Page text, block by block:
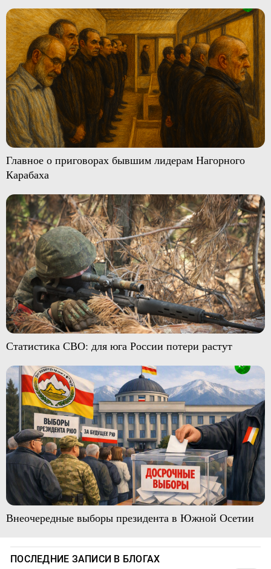
Главное о приговорах бывшим лидерам Нагорного
Карабаха
Статистика СВО: для юга России потери растут
Внеочередные выборы президента в Южной Осетии
ПОСЛЕДНИЕ ЗАПИСИ В БЛОГАХ